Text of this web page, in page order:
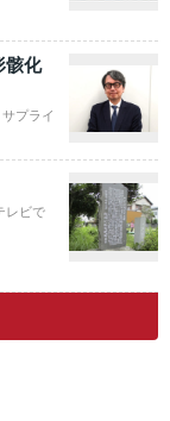
骸化
プライ
レビで